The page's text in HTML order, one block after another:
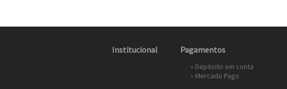
Institucional Pagamentos
» Depósito em conta
» Mercado Pago